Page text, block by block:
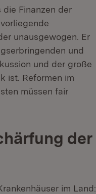
Finanzen der
unausgewogen. Er
und
und der große
ist. Reformen im
müssen fair
der
im Land: